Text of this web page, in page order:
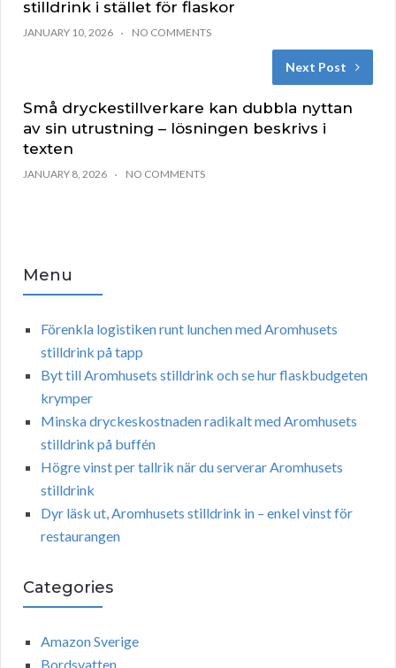
stilldrink i stället för flaskor
JANUARY 10, 2026 NO COMMENTS
Next Post
Små dryckestillverkare kan dubbla nyttan
av sin utrustning – lösningen beskrivs i
texten
JANUARY 8, 2026 NO COMMENTS
Menu
Förenkla logistiken runt lunchen med Aromhusets
stilldrink på tapp
Byt till Aromhusets stilldrink och se hur flaskbudgeten
krymper
Minska dryckeskostnaden radikalt med Aromhusets
stilldrink på buffén
Högre vinst per tallrik när du serverar Aromhusets
stilldrink
Dyr läsk ut, Aromhusets stilldrink in – enkel vinst för
restaurangen
Categories
Amazon Sverige
Bordsvatten